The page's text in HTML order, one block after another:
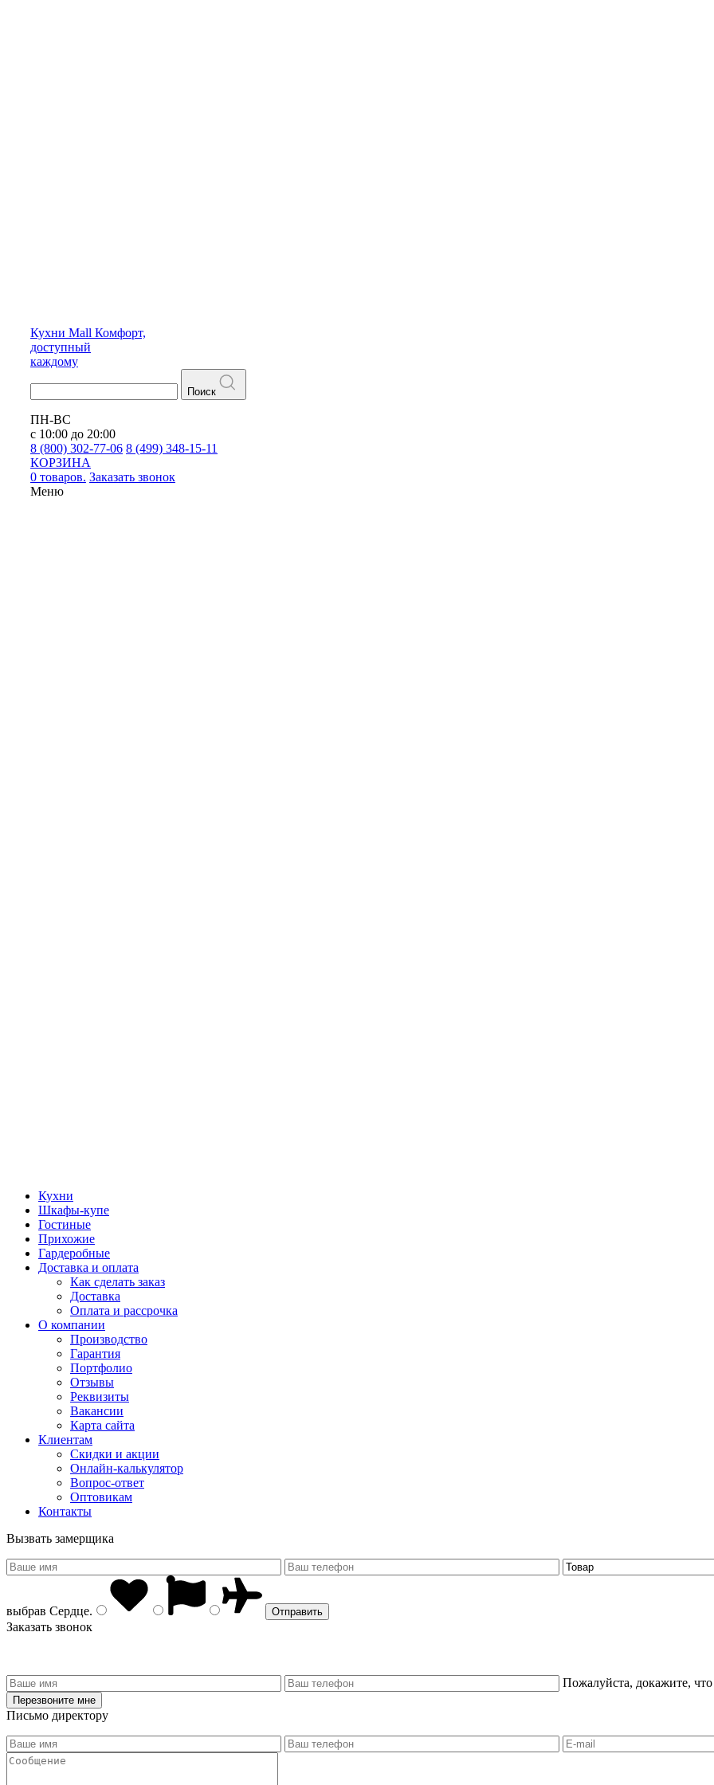
Кухни Mall Комфорт,
доступный
каждому
Поиск
ПН-ВС
с 10:00 до 20:00
8 (800) 302-77-06 8 (499) 348-15-11
КОРЗИНА
0 товаров. Заказать звонок
Меню
Кухни
Шкафы-купе
Гостиные
Прихожие
Гардеробные
Доставка и оплата
Как сделать заказ
Доставка
Оплата и рассрочка
О компании
Производство
Гарантия
Портфолио
Отзывы
Реквизиты
Вакансии
Карта сайта
Клиентам
Скидки и акции
Онлайн-калькулятор
Вопрос-ответ
Оптовикам
Контакты
Вызвать замерщика
выбрав Сердце.
Заказать звонок
Пожалуйста, докажите,
Письмо директору